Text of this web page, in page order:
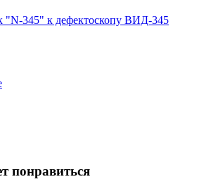
"N-345" к дефектоскопу ВИД-345
понравиться